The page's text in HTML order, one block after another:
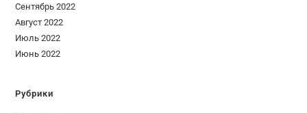
Сентябрь 2022
Август 2022
Июль 2022
Июнь 2022
Рубрики